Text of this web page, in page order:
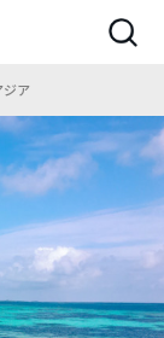
ジア